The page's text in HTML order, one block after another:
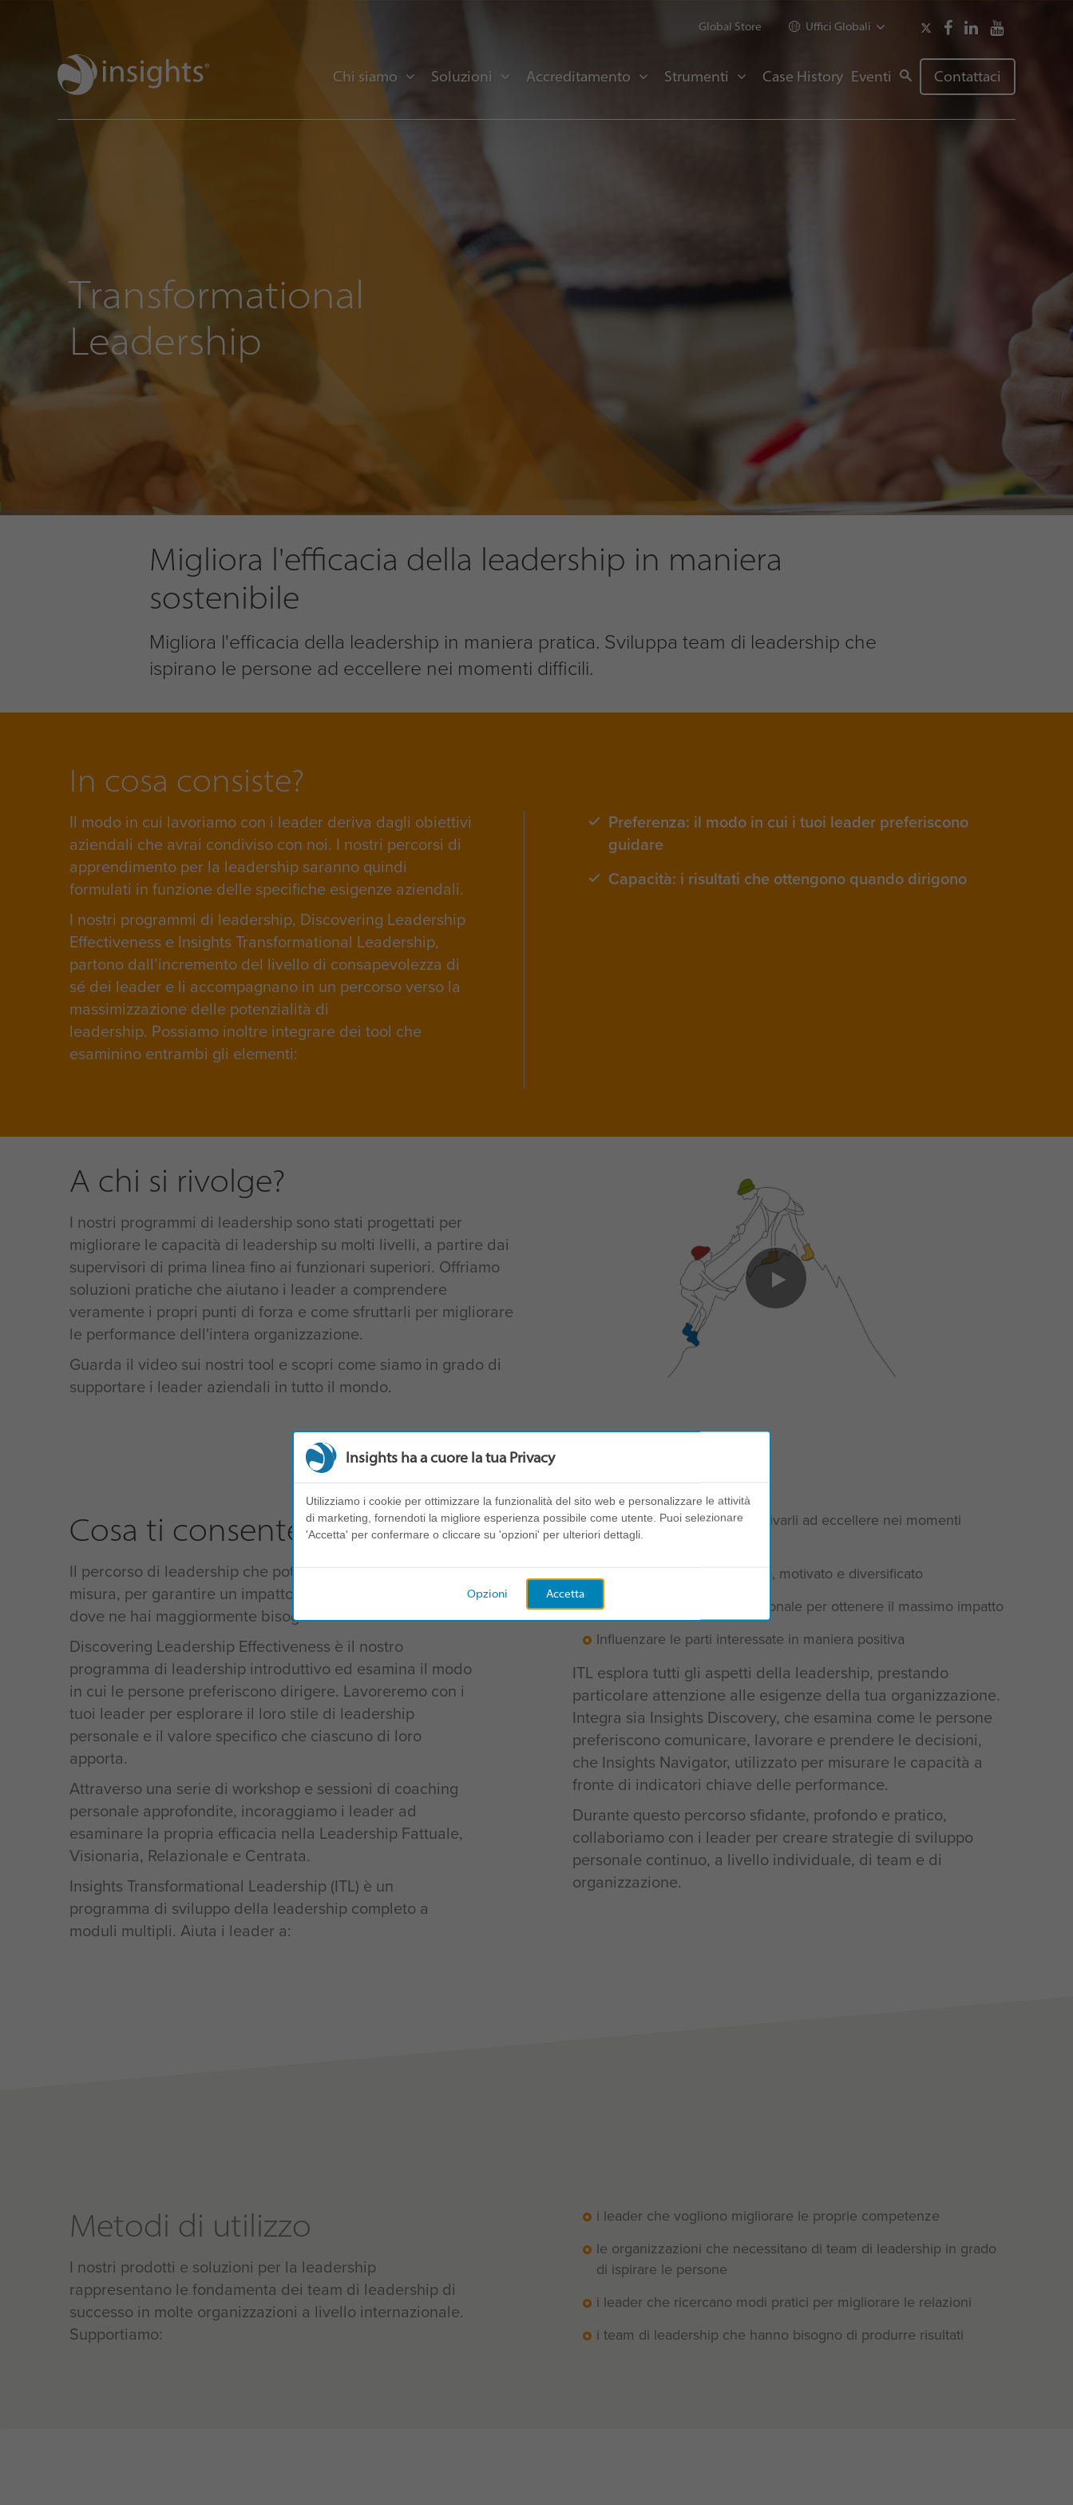
Global Store Uffici Globali
Chi siamo Soluzioni Accreditamento Strumenti Case History Eventi Contattaci
Transformational
Leadership
Migliora l'efficacia della leadership in maniera
sostenibile
Migliora l'efficacia della leadership in maniera pratica. Sviluppa team di leadership che
ispirano le persone ad eccellere nei momenti difficili.
In cosa consiste?
Il modo in cui lavoriamo con i leader deriva dagli obiettivi
aziendali che avrai condiviso con noi. I nostri percorsi di
apprendimento per la leadership saranno quindi
formulati in funzione delle specifiche esigenze aziendali.
I nostri programmi di leadership, Discovering Leadership
Effectiveness e Insights Transformational Leadership,
partono dall’incremento del livello di consapevolezza di
sé dei leader e li accompagnano in un percorso verso la
massimizzazione delle potenzialità di
leadership. Possiamo inoltre integrare dei tool che
esaminino entrambi gli elementi:
Preferenza: il modo in cui i tuoi leader preferiscono
guidare
Capacità: i risultati che ottengono quando dirigono
A chi si rivolge?
I nostri programmi di leadership sono stati progettati per
migliorare le capacità di leadership su molti livelli, a partire dai
supervisori di prima linea fino ai funzionari superiori. Offriamo
soluzioni pratiche che aiutano i leader a comprendere
veramente i propri punti di forza e come sfruttarli per migliorare
le performance dell'intera organizzazione.
Guarda il video sui nostri tool e scopri come siamo in grado di
supportare i leader aziendali in tutto il mondo.
Cosa ti consente di fare?
Il percorso di leadership che potrai seguire sarà creato su
misura, per garantire un impatto significativo proprio
dove ne hai maggiormente bisogno.
Discovering Leadership Effectiveness è il nostro
programma di leadership introduttivo ed esamina il modo
in cui le persone preferiscono dirigere. Lavoreremo con i
tuoi leader per esplorare il loro stile di leadership
personale e il valore specifico che ciascuno di loro
apporta.
Attraverso una serie di workshop e sessioni di coaching
personale approfondite, incoraggiamo i leader ad
esaminare la propria efficacia nella Leadership Fattuale,
Visionaria, Relazionale e Centrata.
Insights Transformational Leadership (ITL) è un
programma di sviluppo della leadership completo a
moduli multipli. Aiuta i leader a:
Ispirare i collaboratori e motivarli ad eccellere nei momenti
difficili
Creare un team concentrato, motivato e diversificato
Adattare il proprio stile personale per ottenere il massimo impatto
Influenzare le parti interessate in maniera positiva
ITL esplora tutti gli aspetti della leadership, prestando
particolare attenzione alle esigenze della tua organizzazione.
Integra sia Insights Discovery, che esamina come le persone
preferiscono comunicare, lavorare e prendere le decisioni,
che Insights Navigator, utilizzato per misurare le capacità a
fronte di indicatori chiave delle performance.
Durante questo percorso sfidante, profondo e pratico,
collaboriamo con i leader per creare strategie di sviluppo
personale continuo, a livello individuale, di team e di
organizzazione.
Metodi di utilizzo
I nostri prodotti e soluzioni per la leadership
rappresentano le fondamenta dei team di leadership di
successo in molte organizzazioni a livello internazionale.
Supportiamo:
i leader che vogliono migliorare le proprie competenze
le organizzazioni che necessitano di team di leadership in grado
di ispirare le persone
i leader che ricercano modi pratici per migliorare le relazioni
i team di leadership che hanno bisogno di produrre risultati
Insights ha a cuore la tua Privacy
Utilizziamo i cookie per ottimizzare la funzionalità del sito web e personalizzare le attività
di marketing, fornendoti la migliore esperienza possibile come utente. Puoi selezionare
'Accetta' per confermare o cliccare su 'opzioni' per ulteriori dettagli.
Accetta
Opzioni